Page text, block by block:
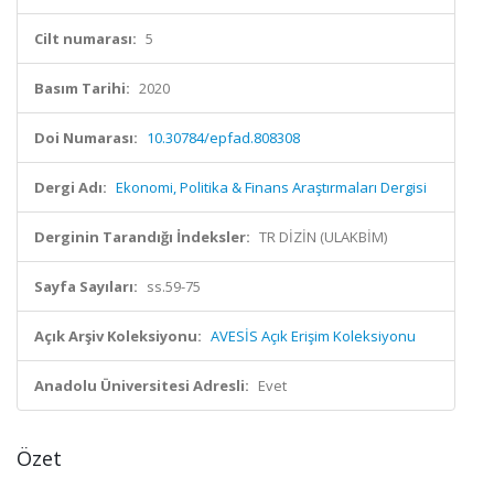
Cilt numarası: 5
Basım Tarihi: 2020
Doi Numarası: 10.30784/epfad.808308
Dergi Adı: Ekonomi, Politika & Finans Araştırmaları Dergisi
Derginin Tarandığı İndeksler: TR DİZİN (ULAKBİM)
Sayfa Sayıları: ss.59-75
Açık Arşiv Koleksiyonu: AVESİS Açık Erişim Koleksiyonu
Anadolu Üniversitesi Adresli: Evet
Özet